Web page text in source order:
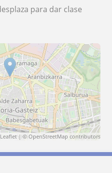
para dar clase
Leaflet| © OpenStreetMap contributors